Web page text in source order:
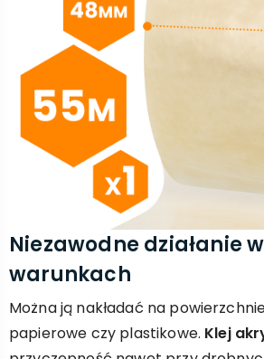
Niezawodne działanie
warunkach
Można ją nakładać na
papierowe czy plastikowe. Klej